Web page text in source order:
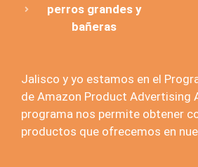
perros grandes y
bañeras
Jalisco y yo estamos en el
de Amazon Product Advertising
programa nos permite obtener
productos que ofrecemos en